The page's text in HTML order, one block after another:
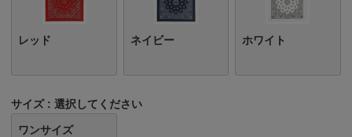
レッド ネイビー ホワイト
サイズ 選択してください
ワンサイズ